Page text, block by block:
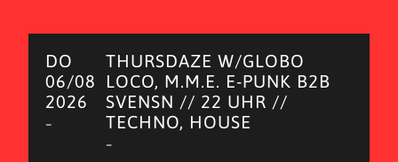
DO
06/08
2026
–
THURSDAZE W/GLOBO
LOCO, M.M.E. E-PUNK B2B
SVENSN // 22 UHR //
TECHNO, HOUSE
–